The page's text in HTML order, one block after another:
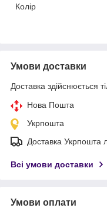
Колір
Умови доставки
Доставка здійснюється
Нова Пошта
Укрпошта
Доставка Укрпошта
Всі умови доставки
Умови оплати